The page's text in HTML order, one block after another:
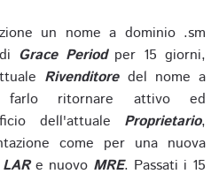
un nome a dominio .sm
Grace Periodper 15 giorni,
Rivenditoredel nome a
farlo ritornare attivo ed
dell'attuale Proprietario,
come per una nuova
LARe nuovo MRE. Passati i 15